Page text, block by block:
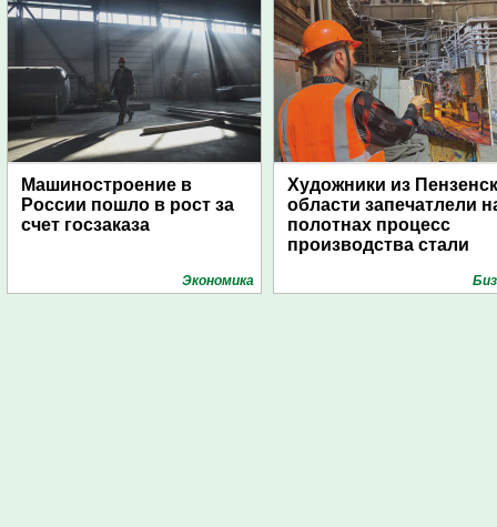
Машиностроение в
России пошло в рост за
счет госзаказа
Экономика
Художники из
области запечатлели
полотнах процесс
производства стали